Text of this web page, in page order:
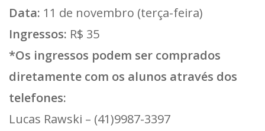
Data: 11 de novembro (terça-feira)
Ingressos: R$ 35
*Os ingressos podem ser comprados
diretamente com os alunos através dos
telefones:
Lucas Rawski – (41)9987-3397